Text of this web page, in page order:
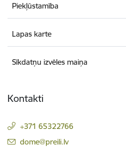
Piekļūstamība
Lapas karte
Sīkdatņu izvēles maiņa
Kontakti
+371 65322766
E-pasts:
dome@preili.lv